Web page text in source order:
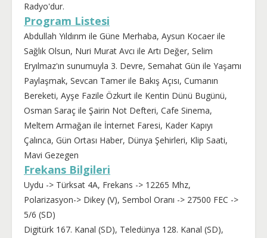
Radyo'dur.
Program Listesi
Abdullah Yıldırım ile Güne Merhaba, Aysun Kocaer ile
Sağlık Olsun, Nuri Murat Avcı ile Artı Değer, Selim
Eryılmaz'ın sunumuyla 3. Devre, Semahat Gün ile Yaşamı
Paylaşmak, Sevcan Tamer ile Bakış Açısı, Cumanın
Bereketi, Ayşe Fazile Özkurt ile Kentin Dünü Bugünü,
Osman Saraç ile Şairin Not Defteri, Cafe Sinema,
Meltem Armağan ile İnternet Faresi, Kader Kapıyı
Çalınca, Gün Ortası Haber, Dünya Şehirleri, Klip Saati,
Mavi Gezegen
Frekans Bilgileri
Uydu -> Türksat 4A, Frekans -> 12265 Mhz,
Polarizasyon-> Dikey (V), Sembol Oranı -> 27500 FEC ->
5/6 (SD)
Digitürk 167. Kanal (SD), Teledünya 128. Kanal (SD),